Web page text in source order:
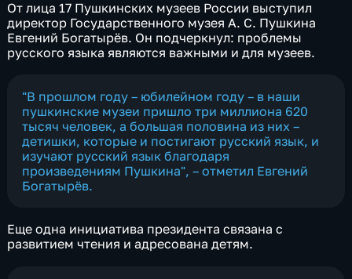
От лица 17 Пушкинских музеев России выступил
директор Государственного музея А. С. Пушкина
Евгений Богатырёв. Он подчеркнул: проблемы
русского языка являются важными и для музеев.
"В прошлом году – юбилейном году – в наши
пушкинские музеи пришло три миллиона 620
тысяч человек, а большая половина из них –
детишки, которые и постигают русский язык, и
изучают русский язык благодаря
произведениям Пушкина", – отметил Евгений
Богатырёв.
Еще одна инициатива президента связана с
развитием чтения и адресована детям.